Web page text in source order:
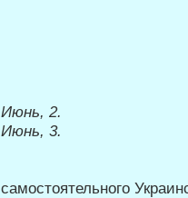
Июнь, 2.
Июнь, 3.
самостоятельного